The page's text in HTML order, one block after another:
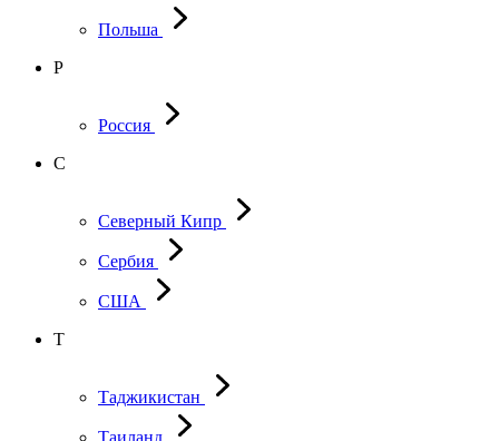
Польша
Р
Россия
С
Северный Кипр
Сербия
США
Т
Таджикистан
Таиланд